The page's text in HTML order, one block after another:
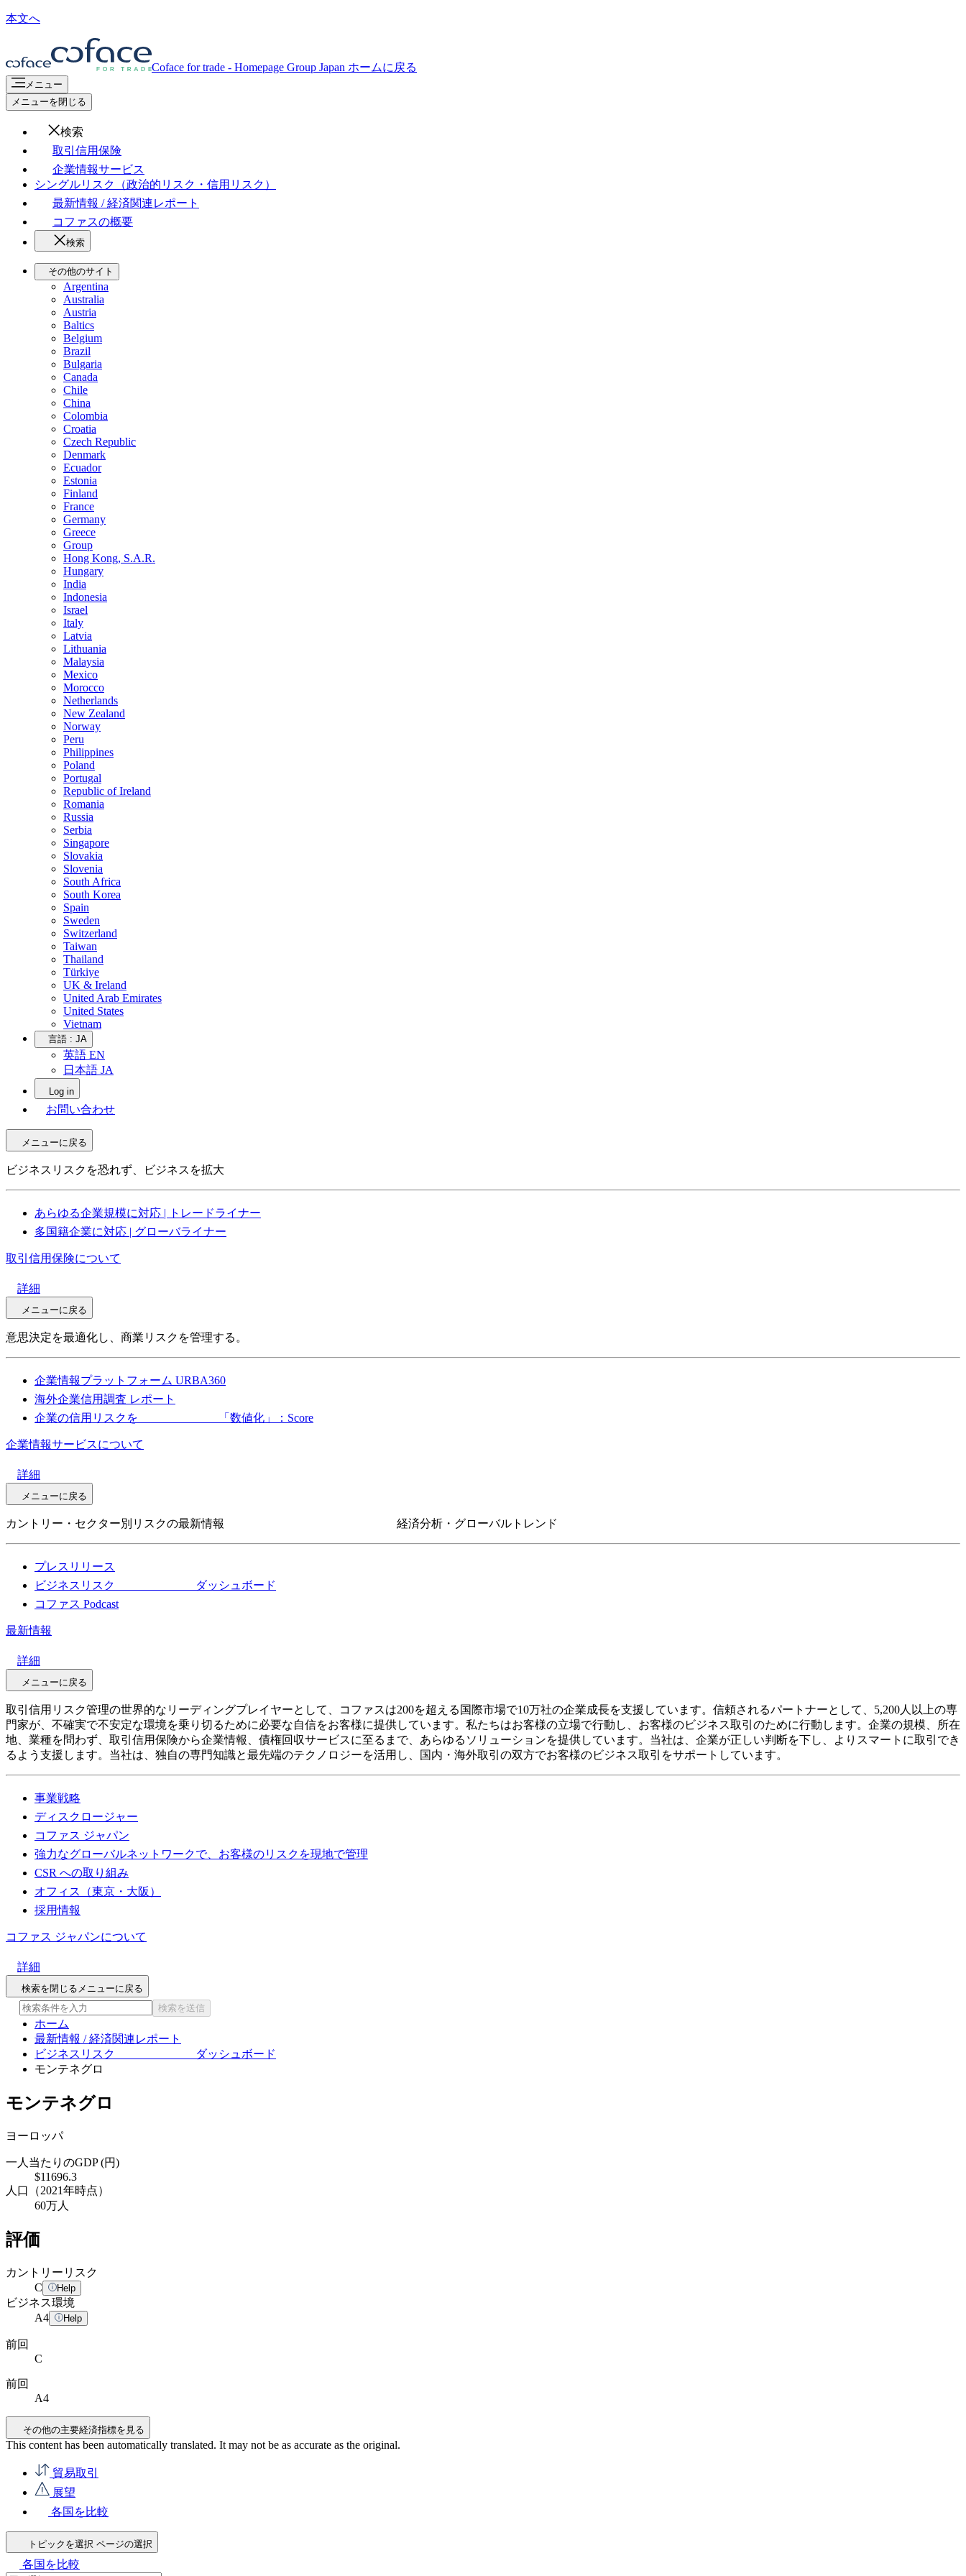
本文へ
Coface for trade - Homepage Group Japan ホームに戻る
メニュー
メニューを閉じる
検索
取引信用保険
企業情報サービス
シングルリスク（政治的リスク・信用リスク）
最新情報 / 経済関連レポート
コファスの概要
検索
その他のサイト
Argentina
Australia
Austria
Baltics
Belgium
Brazil
Bulgaria
Canada
Chile
China
Colombia
Croatia
Czech Republic
Denmark
Ecuador
Estonia
Finland
France
Germany
Greece
Group
Hong Kong, S.A.R.
Hungary
India
Indonesia
Israel
Italy
Latvia
Lithuania
Malaysia
Mexico
Morocco
Netherlands
New Zealand
Norway
Peru
Philippines
Poland
Portugal
Republic of Ireland
Romania
Russia
Serbia
Singapore
Slovakia
Slovenia
South Africa
South Korea
Spain
Sweden
Switzerland
Taiwan
Thailand
Türkiye
UK & Ireland
United Arab Emirates
United States
Vietnam
言語 : JA
英語 EN
日本語 JA
Log in
お問い合わせ
メニューに戻る
ビジネスリスクを恐れず、ビジネスを拡大
あらゆる企業規模に対応 | トレードライナー
多国籍企業に対応 | グローバライナー
取引信用保険について
詳細
メニューに戻る
意思決定を最適化し、商業リスクを管理する。
企業情報プラットフォーム URBA360
海外企業信用調査 レポート
企業の信用リスクを 「数値化」：Score
企業情報サービスについて
詳細
メニューに戻る
カントリー・セクター別リスクの最新情報 経済分析・グローバルトレンド
プレスリリース
ビジネスリスク ダッシュボード
コファス Podcast
最新情報
詳細
メニューに戻る
取引信用リスク管理の世界的なリーディングプレイヤーとして、コファスは200を超える国際市場で10万社の企業成長を支援しています。信頼されるパートナーとして、5,200人以上の専
門家が、不確実で不安定な環境を乗り切るために必要な自信をお客様に提供しています。私たちはお客様の立場で行動し、お客様のビジネス取引のために行動します。企業の規模、所在
地、業種を問わず、取引信用保険から企業情報、債権回収サービスに至るまで、あらゆるソリューションを提供しています。当社は、企業が正しい判断を下し、よりスマートに取引でき
るよう支援します。当社は、独自の専門知識と最先端のテクノロジーを活用し、国内・海外取引の双方でお客様のビジネス取引をサポートしています。
事業戦略
ディスクロージャー
コファス ジャパン
強力なグローバルネットワークで、お客様のリスクを現地で管理
CSR への取り組み
オフィス（東京・大阪）
採用情報
コファス ジャパンについて
詳細
検索を閉じる メニューに戻る
検索を送信
ホーム
最新情報 / 経済関連レポート
ビジネスリスク ダッシュボード
モンテネグロ
モンテネグロ
ヨーロッパ
一人当たりのGDP (円)
$11696.3
人口（2021年時点）
60万人
評価
カントリーリスク
C
Help
ビジネス環境
A4 Help
前回
C
前回
A4
その他の主要経済指標を見る
This content has been automatically translated. It may not be as accurate as the original.
貿易取引
展望
各国を比較
トピックを選択 ページの選択
各国を比較